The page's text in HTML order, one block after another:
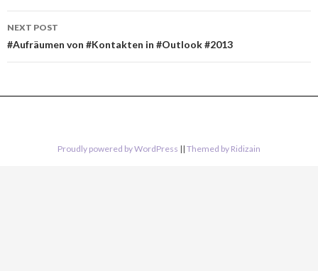
NEXT POST
#Aufräumen von #Kontakten in #Outlook #2013
Proudly powered by WordPress || Themed by Ridizain